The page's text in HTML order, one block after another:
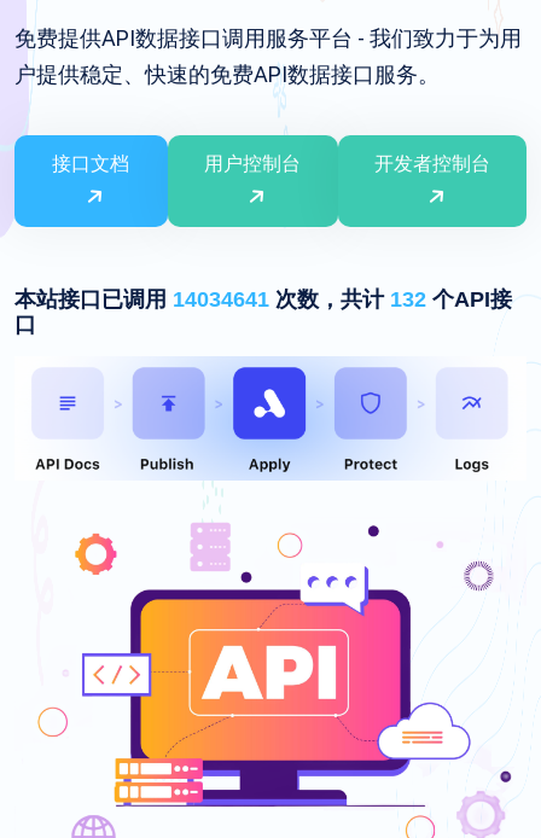
免费提供API数据接口调用服务平台 - 我们致力于为用
户提供稳定、快速的免费API数据接口服务。
接口文档 用户控制台 开发者控制台
本站接口已调用 14034641 次数，共计 132 个API接
口